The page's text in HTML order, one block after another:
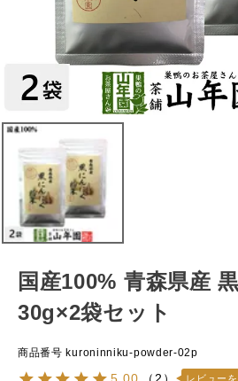
国産100% 青森県産
30g×2袋セット
商品番号 kuroninniku-powder-02p
5.00 （ 2 ） レビュー